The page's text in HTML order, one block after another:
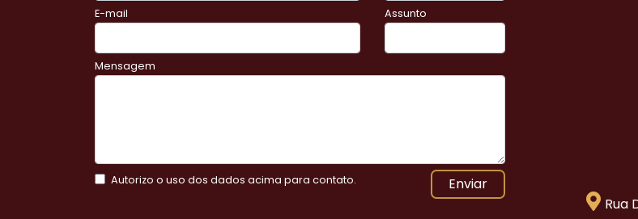
E-mail Assunto
Mensagem
Autorizo o uso dos dados acima para contato.
Enviar
Rua